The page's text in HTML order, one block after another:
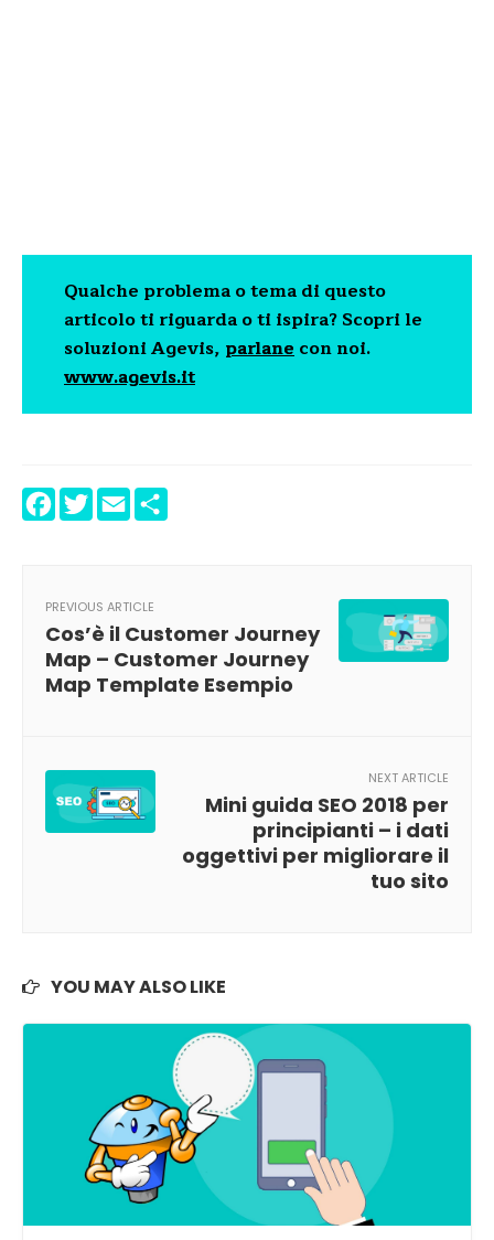
Qualche problema o tema di questo
articolo ti riguarda o ti ispira? Scopri le
soluzioni Agevis, parlanecon noi.
www.agevis.it
Facebook
Twitter
Email
PREVIOUS ARTICLE
Cos’è il Customer Journey
Map – Customer Journey
Map Template Esempio
NEXT ARTICLE
Mini guida SEO 2018 per
principianti – i dati
oggettivi per migliorare il
tuo sito
YOU MAY ALSO LIKE